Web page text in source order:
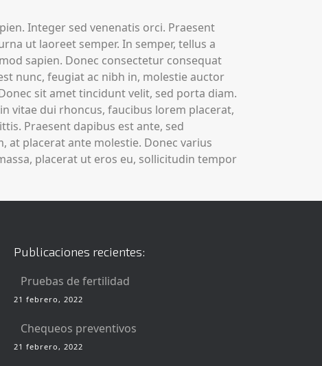
Integer sed venenatis orci. Praesent
ut laoreet semper. In semper, tellus a
sapien. Donec consectetur consequat
nunc, feugiat ac nibh in, molestie auctor
sit amet tincidunt velit, sed porta diam.
vitae dui rhoncus, faucibus lorem placerat,
Praesent dapibus est ante, sed
at placerat ante molestie. Donec varius
placerat ut eros eu, sollicitudin tempor
Publicaciones recientes:
Pruebas de fertilidad
21 febrero, 2022
Chequeos preventivos
21 febrero, 2022